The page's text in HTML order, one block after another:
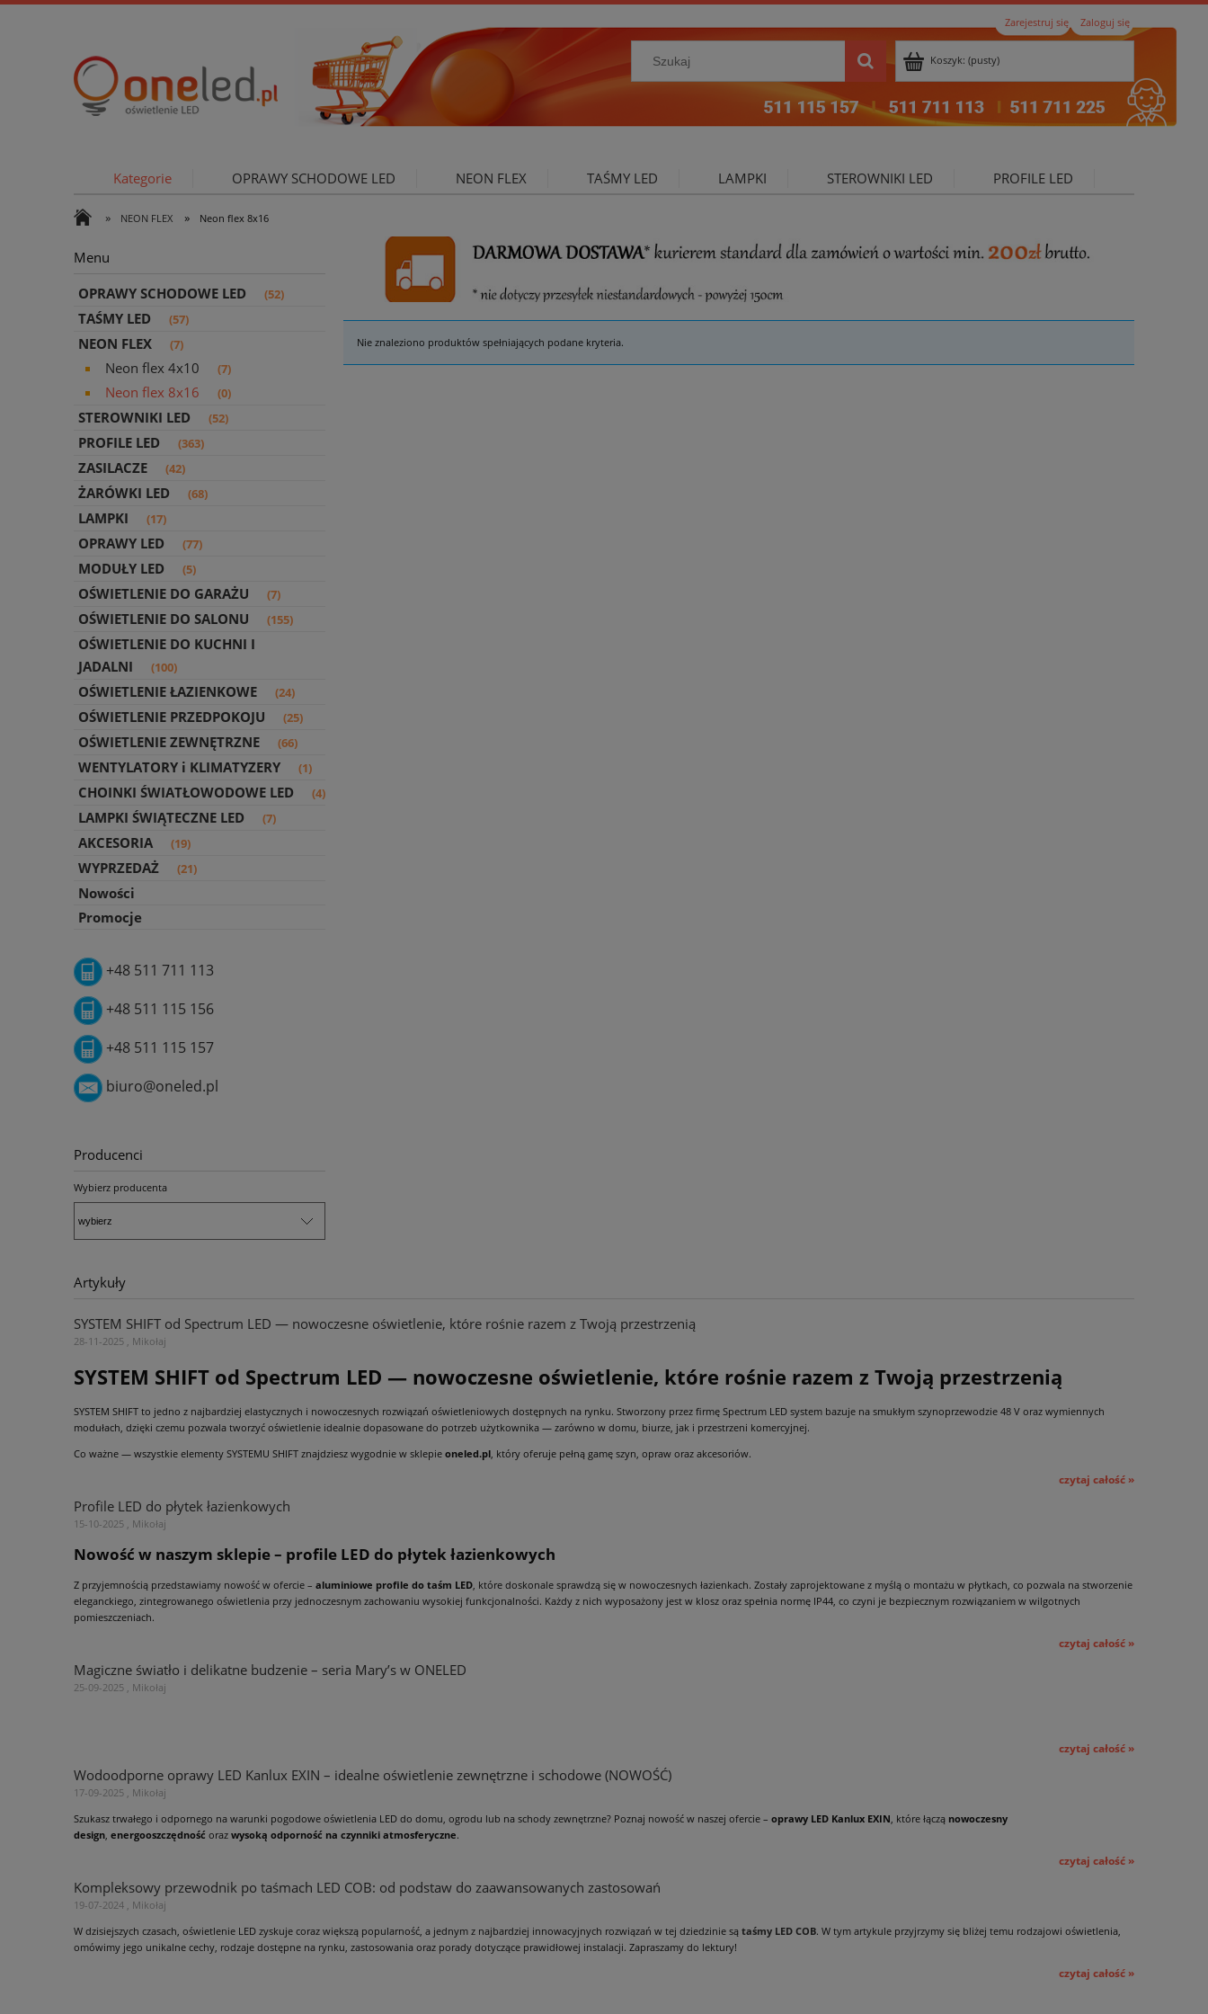
Zarejestruj się Zaloguj się
Koszyk: (pusty)
Kategorie OPRAWY SCHODOWE LED NEON FLEX TAŚMY LED LAMPKI STEROWNIKI LED PROFILE LED
» NEON FLEX » Neon flex 8x16
Menu
OPRAWY SCHODOWE LED (52)
TAŚMY LED (57)
NEON FLEX (7)
Neon flex 4x10 (7)
Neon flex 8x16 (0)
STEROWNIKI LED (52)
PROFILE LED (363)
ZASILACZE (42)
ŻARÓWKI LED (68)
LAMPKI (17)
OPRAWY LED (77)
MODUŁY LED (5)
OŚWIETLENIE DO GARAŻU (7)
OŚWIETLENIE DO SALONU (155)
OŚWIETLENIE DO KUCHNI I
JADALNI
(100)
OŚWIETLENIE ŁAZIENKOWE (24)
OŚWIETLENIE PRZEDPOKOJU (25)
OŚWIETLENIE ZEWNĘTRZNE (66)
WENTYLATORY i KLIMATYZERY (1)
CHOINKI ŚWIATŁOWODOWE LED (4)
LAMPKI ŚWIĄTECZNE LED (7)
AKCESORIA (19)
WYPRZEDAŻ (21)
Nowości
Promocje
+48 511 711 113
+48 511 115 156
+48 511 115 157
biuro@oneled.pl
Producenci
Wybierz producenta
Nie znaleziono produktów spełniających podane kryteria.
Artykuły
SYSTEM SHIFT od Spectrum LED — nowoczesne oświetlenie, które rośnie razem z Twoją przestrzenią
28-11-2025 , Mikołaj
SYSTEM SHIFT od Spectrum LED — nowoczesne oświetlenie, które rośnie razem z Twoją przestrzenią
SYSTEM SHIFT to jedno z najbardziej elastycznych i nowoczesnych rozwiązań oświetleniowych dostępnych na rynku. Stworzony przez firmę Spectrum LED system bazuje na smukłym szynoprzewodzie 48 V oraz wymiennych
modułach, dzięki czemu pozwala tworzyć oświetlenie idealnie dopasowane do potrzeb użytkownika — zarówno w domu, biurze, jak i przestrzeni komercyjnej.
Co ważne — wszystkie elementy SYSTEMU SHIFT znajdziesz wygodnie w sklepie oneled.pl , który oferuje pełną gamę szyn, opraw oraz akcesoriów.
czytaj całość »
Profile LED do płytek łazienkowych
15-10-2025 , Mikołaj
Nowość w naszym sklepie – profile LED do płytek łazienkowych
Z przyjemnością przedstawiamy nowość w ofercie – aluminiowe profile do taśm LED, które doskonale sprawdzą się w nowoczesnych łazienkach. Zostały zaprojektowane z myślą o montażu w płytkach, co pozwala na stworzenie
eleganckiego, zintegrowanego oświetlenia przy jednoczesnym zachowaniu wysokiej funkcjonalności. Każdy z nich wyposażony jest w klosz oraz spełnia normę IP44, co czyni je bezpiecznym rozwiązaniem w wilgotnych
pomieszczeniach.
czytaj całość »
Magiczne światło i delikatne budzenie – seria Mary’s w ONELED
25-09-2025 , Mikołaj
czytaj całość »
Wodoodporne oprawy LED Kanlux EXIN – idealne oświetlenie zewnętrzne i schodowe (NOWOŚĆ)
17-09-2025 , Mikołaj
Szukasz trwałego i odpornego na warunki pogodowe oświetlenia LED do domu, ogrodu lub na schody zewnętrzne? Poznaj nowość w naszej ofercie – oprawy LED Kanlux EXIN, które łączą nowoczesny
design, energooszczędność oraz wysoką odporność na czynniki atmosferyczne.
czytaj całość »
Kompleksowy przewodnik po taśmach LED COB: od podstaw do zaawansowanych zastosowań
19-07-2024 , Mikołaj
W dzisiejszych czasach, oświetlenie LED zyskuje coraz większą popularność, a jednym z najbardziej innowacyjnych rozwiązań w tej dziedzinie są taśmy LED COB. W tym artykule przyjrzymy się bliżej temu rodzajowi oświetlenia,
omówimy jego unikalne cechy, rodzaje dostępne na rynku, zastosowania oraz porady dotyczące prawidłowej instalacji. Zapraszamy do lektury!
czytaj całość »